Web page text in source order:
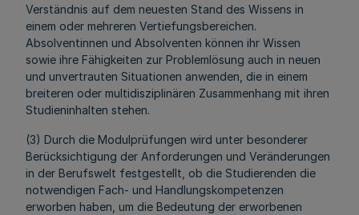
Verständnis auf dem neuesten Stand des Wissens in
einem oder mehreren Vertiefungsbereichen.
Absolventinnen und Absolventen können ihr Wissen
sowie ihre Fähigkeiten zur Problemlösung auch in neuen
und unvertrauten Situationen anwenden, die in einem
breiteren oder multidisziplinären Zusammenhang mit ihren
Studieninhalten stehen.
(3) Durch die Modulprüfungen wird unter besonderer
Berücksichtigung der Anforderungen und Veränderungen
in der Berufswelt festgestellt, ob die Studierenden die
notwendigen Fach- und Handlungskompetenzen
erworben haben, um die Bedeutung der erworbenen